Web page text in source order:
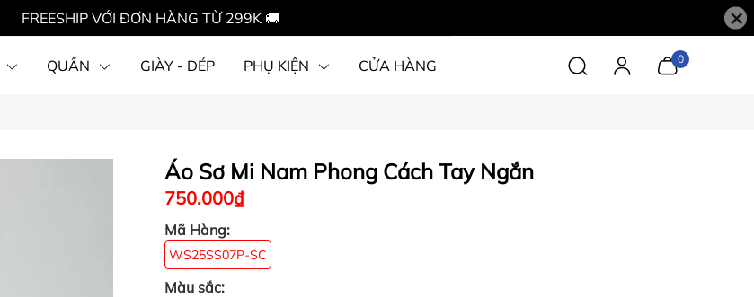
FREESHIP VỚI ĐƠN HÀNG TỪ 299K 🚚 ×
QUẦN GIÀY - DÉP PHỤ KIỆN CỬA HÀNG 0
Áo Sơ Mi Nam Phong Cách Tay Ngắn
750.000₫
Mã Hàng:
WS25SS07P-SC
Màu sắc: